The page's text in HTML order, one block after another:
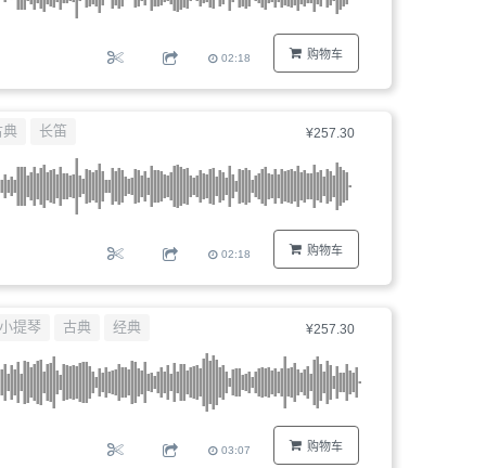
购物车
02:18
¥257.30
购物车
典 长笛
02:18
¥257.30
购物车
提琴 古典 经典
03:07